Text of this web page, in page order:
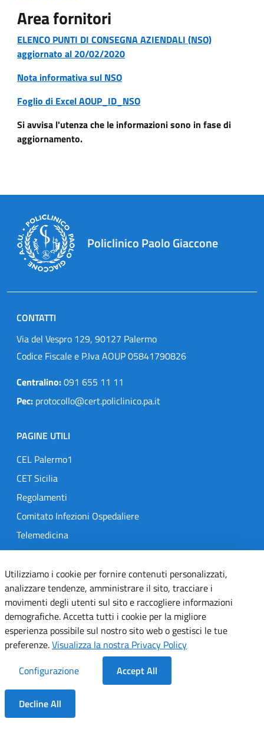
Dentro la Sezione
Area fornitori
ELENCO PUNTI DI CONSEGNA AZIENDALI (NSO)
aggiornato al 20/02/2020
Nota informativa sul NSO
Foglio di Excel AOUP_ID_NSO
Si avvisa l'utenza che le informazioni sono in fase di
aggiornamento.
Policlinico Paolo Giaccone
CONTATTI
Via del Vespro 129, 90127 Palermo
Codice Fiscale e P.Iva AOUP 05841790826
Centralino:091 655 11 11
Pec: protocollo@cert.policlinico.pa.it
PAGINE UTILI
CEL Palermo1
CET Sicilia
Regolamenti
Comitato Infezioni Ospedaliere
Telemedicina
MedOral
TRASPARENZA
Amministrazione Trasparente
Gare e Concorsi
Delibere
Determine
SEGUICI SU
Utilizziamo i cookie per fornire contenuti personalizzati,
analizzare tendenze, amministrare il sito, tracciare i
movimenti degli utenti sul sito e raccogliere informazioni
demografiche. Accetta tutti i cookie per la migliore
esperienza possibile sul nostro sito web o gestisci le tue
preferenze.Visualizza la nostra Privacy Policy
Configurazione
Accept All
Decline All